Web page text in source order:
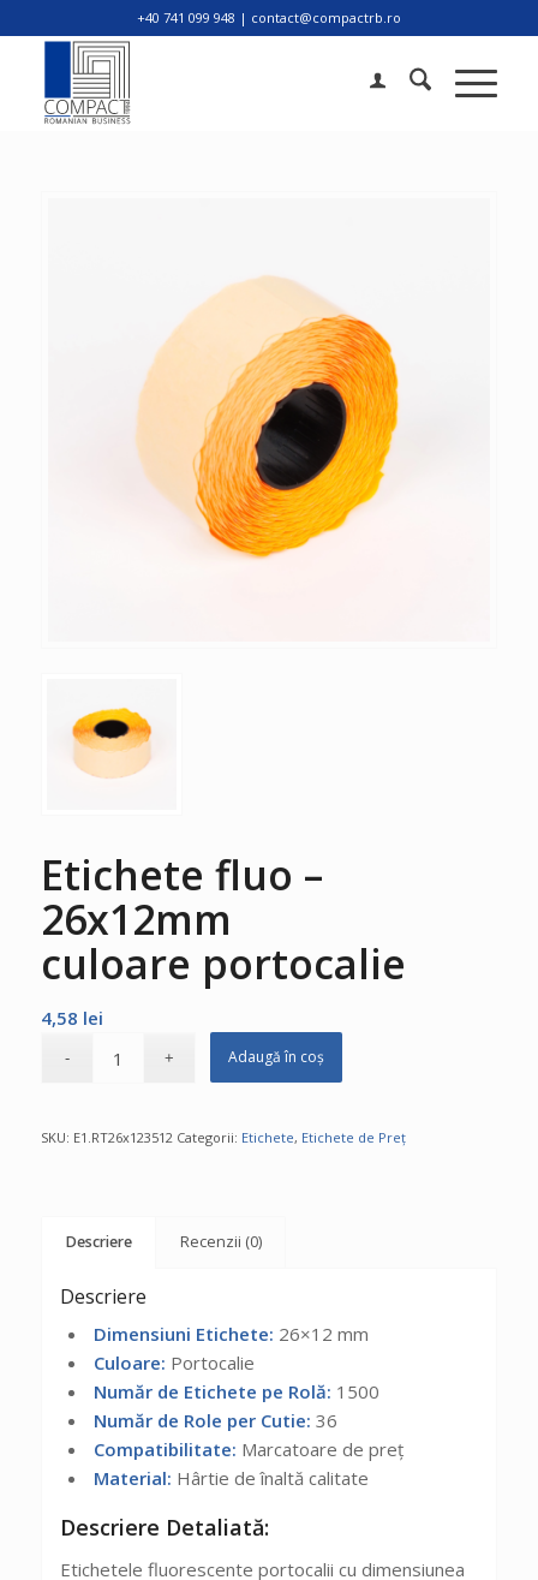
+40 741 099 948 | contact@compactrb.ro
Etichete fluo –
26x12mm
culoare portocalie
4,58 lei
Adaugă în coș
SKU: E1.RT26x123512 Categorii: Etichete, Etichete de Preț
Descriere Recenzii (0)
Descriere
Dimensiuni Etichete: 26×12 mm
Culoare: Portocalie
Număr de Etichete pe Rolă: 1500
Număr de Role per Cutie: 36
Compatibilitate: Marcatoare de preț
Material: Hârtie de înaltă calitate
Descriere Detaliată:
Etichetele fluorescente portocalii cu dimensiunea